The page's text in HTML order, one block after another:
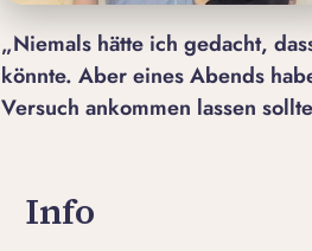
„Niemals hätte ich gedacht,
könnte. Aber eines Abends
Versuch ankommen lassen
Info